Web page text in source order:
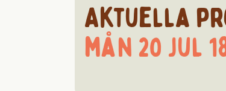
Aktuella
mån 20 jul